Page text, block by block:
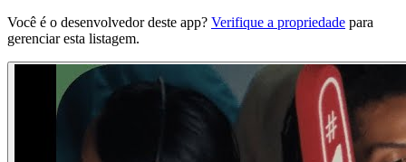
Você é o desenvolvedor deste app? Verifique a propriedade para
gerenciar esta listagem.